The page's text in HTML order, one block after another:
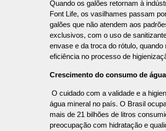
Quando os galões retornam à
Font Life, os vasilhames passam
galões que não atendem aos
exclusivos, com o uso de
envase e da troca do rótulo,
eficiência no processo de
Crescimento do consumo de
O cuidado com a validade e a
água mineral no país. O Brasil
mais de 21 bilhões de litros
preocupação com hidratação e